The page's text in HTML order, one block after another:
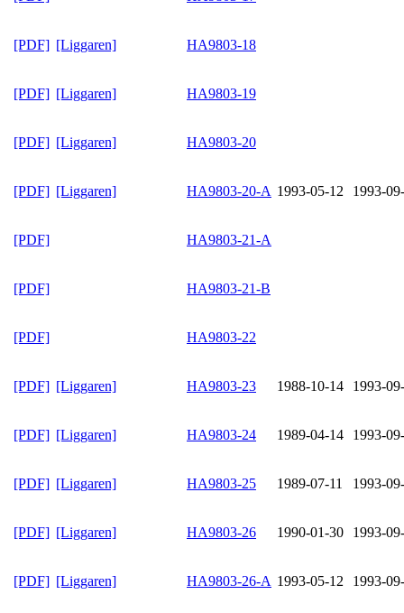
[PDF] [Liggaren] HA9803-18
[PDF] [Liggaren] HA9803-19
[PDF] [Liggaren] HA9803-20
[PDF] [Liggaren] HA9803-20-A 1993-05-12 1993-
[PDF] HA9803-21-A
[PDF] HA9803-21-B
[PDF] HA9803-22
[PDF] [Liggaren] HA9803-23 1988-10-14 1993-
[PDF] [Liggaren] HA9803-24 1989-04-14 1993-
[PDF] [Liggaren] HA9803-25 1989-07-11 1993-
[PDF] [Liggaren] HA9803-26 1990-01-30 1993-
[PDF] [Liggaren] HA9803-26-A 1993-05-12 1993-